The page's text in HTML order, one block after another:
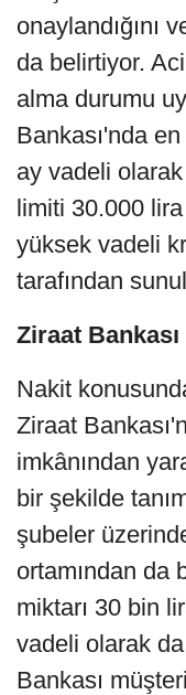
onaylandığını
da belirtiyor.
alma durumu
Bankası'nda
ay vadeli
limiti 30.000
yüksek vadeli
tarafından
Ziraat
Nakit
Ziraat
imkânından
bir şekilde
şubeler
ortamından da
miktarı 30 bin
vadeli olarak
Bankası